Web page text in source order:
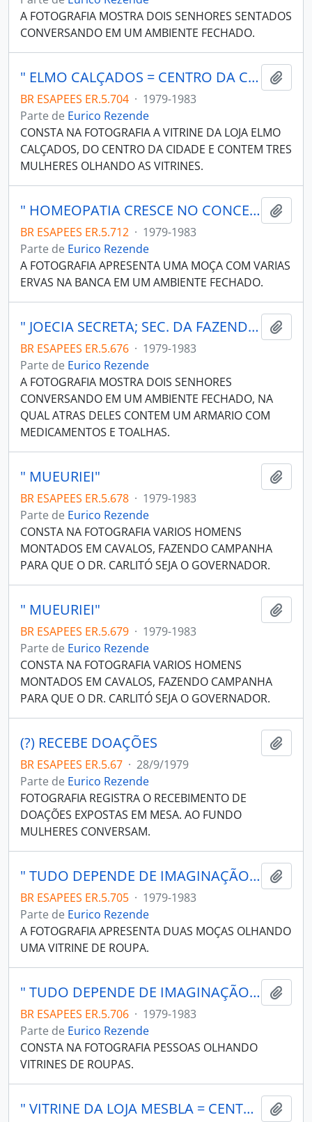
A FOTOGRAFIA MOSTRA DOIS SENHORES SENTADOS
CONVERSANDO EM UM AMBIENTE FECHADO.
" ELMO CALÇADOS = CENTRO DA CIDADE".
BR ESAPEES ER.5.704 · 1979-1983
Parte de Eurico Rezende
CONSTA NA FOTOGRAFIA A VITRINE DA LOJA ELMO
CALÇADOS, DO CENTRO DA CIDADE E CONTEM TRES
MULHERES OLHANDO AS VITRINES.
" HOMEOPATIA CRESCE NO CONCEITO POPULAR" (POR NELSA AMARAL); MEDICINA P.25. ES.
BR ESAPEES ER.5.712 · 1979-1983
Parte de Eurico Rezende
A FOTOGRAFIA APRESENTA UMA MOÇA COM VARIAS
ERVAS NA BANCA EM UM AMBIENTE FECHADO.
" JOECIA SECRETA; SEC. DA FAZENDA"
BR ESAPEES ER.5.676 · 1979-1983
Parte de Eurico Rezende
A FOTOGRAFIA MOSTRA DOIS SENHORES
CONVERSANDO EM UM AMBIENTE FECHADO, NA
QUAL ATRAS DELES CONTEM UM ARMARIO COM
MEDICAMENTOS E TOALHAS.
" MUEURIEI"
BR ESAPEES ER.5.678 · 1979-1983
Parte de Eurico Rezende
CONSTA NA FOTOGRAFIA VARIOS HOMENS
MONTADOS EM CAVALOS, FAZENDO CAMPANHA
PARA QUE O DR. CARLITÓ SEJA O GOVERNADOR.
" MUEURIEI"
BR ESAPEES ER.5.679 · 1979-1983
Parte de Eurico Rezende
CONSTA NA FOTOGRAFIA VARIOS HOMENS
MONTADOS EM CAVALOS, FAZENDO CAMPANHA
PARA QUE O DR. CARLITÓ SEJA O GOVERNADOR.
(?) RECEBE DOAÇÕES
BR ESAPEES ER.5.67 · 28/9/1979
Parte de Eurico Rezende
FOTOGRAFIA REGISTRA O RECEBIMENTO DE
DOAÇÕES EXPOSTAS EM MESA. AO FUNDO
MULHERES CONVERSAM.
" TUDO DEPENDE DE IMAGINAÇÃO" ( LIGIA LOUREIRO) ; PESSOAS OLHANDO VITRINES; ES COMPORTAMENTO P 31.
BR ESAPEES ER.5.705 · 1979-1983
Parte de Eurico Rezende
A FOTOGRAFIA APRESENTA DUAS MOÇAS OLHANDO
UMA VITRINE DE ROUPA.
" TUDO DEPENDE DE IMAGINAÇÃO" ( LIGIA LOUREIRO); ES COMPORTAMENTO P 31.
BR ESAPEES ER.5.706 · 1979-1983
Parte de Eurico Rezende
CONSTA NA FOTOGRAFIA PESSOAS OLHANDO
VITRINES DE ROUPAS.
" VITRINE DA LOJA MESBLA = CENTRO DE VITÓRIA ES".